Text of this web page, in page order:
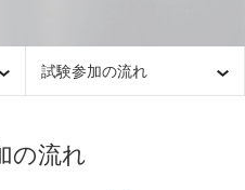
試験参加の流れ
の流れ